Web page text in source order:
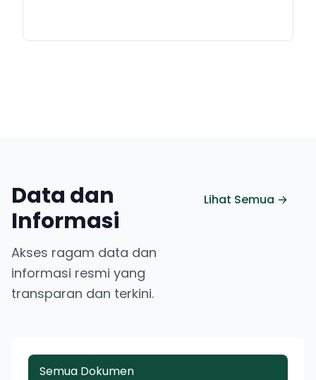
Data dan
Informasi
Akses ragam data dan
informasi resmi yang
transparan dan terkini.
Lihat Semua →
Semua Dokumen